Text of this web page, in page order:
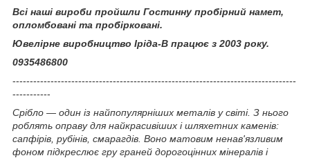
Всі наші вироби пройшли Гостинну пробірний намет,
опломбовані та пробірковані.
Ювелірне виробництво Іріда-В працює з 2003 року.
0935486800
----------------------------------------------------------------------------------
-----------
Срібло — один із найпопулярніших металів у світі. З нього
роблять оправу для найкрасивіших і шляхетних каменів:
сапфірів, рубінів, смарагдів. Воно матовим ненав'язливим
фоном підкреслює гру граней дорогоцінних мінералів і